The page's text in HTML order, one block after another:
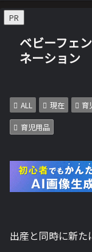
PR
ベビーフェ
ネーション
ALL 現在 育
育児用品
出産と同時に新た